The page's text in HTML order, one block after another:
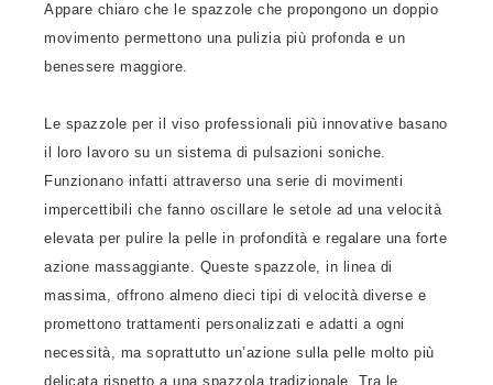
Appare chiaro che le spazzole che propongono un doppio
movimento permettono una pulizia più profonda e un
benessere maggiore.
Le spazzole per il viso professionali più innovative basano
il loro lavoro su un sistema di pulsazioni soniche.
Funzionano infatti attraverso una serie di movimenti
impercettibili che fanno oscillare le setole ad una velocità
elevata per pulire la pelle in profondità e regalare una forte
azione massaggiante. Queste spazzole, in linea di
massima, offrono almeno dieci tipi di velocità diverse e
promettono trattamenti personalizzati e adatti a ogni
necessità, ma soprattutto un’azione sulla pelle molto più
delicata rispetto a una spazzola tradizionale. Tra le